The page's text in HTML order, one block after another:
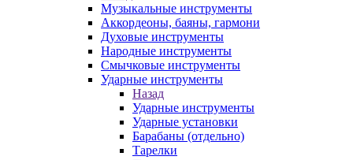
Музыкальные инструменты
Аккордеоны, баяны, гармони
Духовые инструменты
Народные инструменты
Смычковые инструменты
Ударные инструменты
Назад
Ударные инструменты
Ударные установки
Барабаны (отдельно)
Тарелки